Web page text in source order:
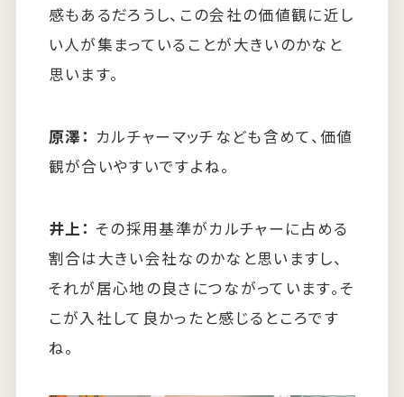
感もあるだろうし、この会社の価値観に近し
い人が集まっていることが大きいのかなと
思います。
原澤： カルチャーマッチなども含めて、価値
観が合いやすいですよね。
井上： その採用基準がカルチャーに占める
割合は大きい会社なのかなと思いますし、
それが居心地の良さにつながっています。そ
こが入社して良かったと感じるところです
ね。